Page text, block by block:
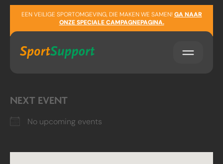
Sla navigatie over
EEN VEILIGE SPORTOMGEVING, DIE MAKEN WE SAMEN! GA NAAR
ONZE SPECIALE CAMPAGNEPAGINA.
LOCATION
Heemstede
NEXT EVENT
No upcoming events